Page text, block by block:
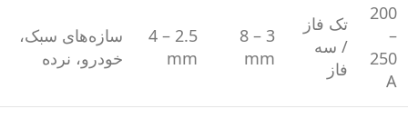
200
–
250
A
تک فاز
/ سه
فاز
3 – 8
mm
2.5 – 4
mm
سازه‌های سبک،
خودرو، نرده